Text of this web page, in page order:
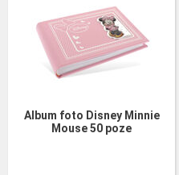
Album foto Disney Minnie
Mouse 50 poze